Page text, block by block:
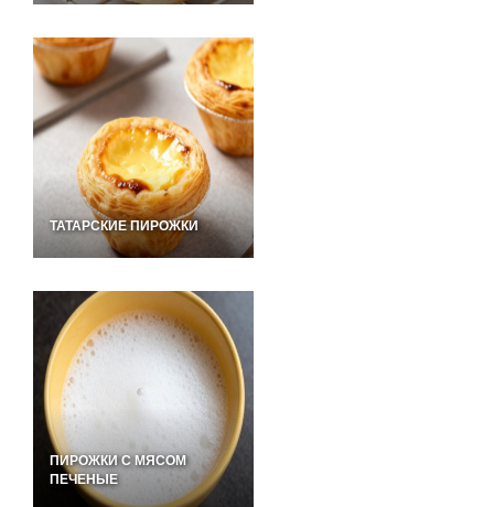
ТАТАРСКИЕ ПИРОЖКИ
ПИРОЖКИ С МЯСОМ
ПЕЧЕНЫЕ